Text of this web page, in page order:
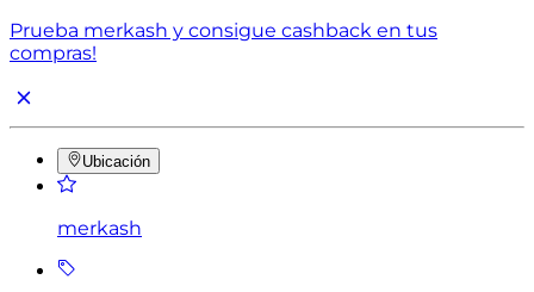
Prueba merkash y consigue cashback en tus
compras!
Ubicación
merkash